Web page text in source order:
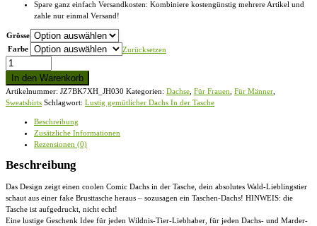
Spare ganz einfach Versandkosten: Kombiniere kostengünstig mehrere Artikel und
zahle nur einmal Versand!
Grösse
Farbe
Zurücksetzen
Lustig
gemütlicher
Dachs
In
der
Menge
In den Warenkorb
Artikelnummer: JZ7BK7XH_JH030 Kategorien: Dachse Für Frauen Für Männer
Sweatshirts Schlagwort: Lustig gemütlicher Dachs In der Tasche
Beschreibung
Zusätzliche Informationen
Rezensionen (0)
Beschreibung
Das Design zeigt einen coolen Comic Dachs in der Tasche, dein absolutes Wald-Lieblingstier
schaut aus einer fake Brusttasche heraus – sozusagen ein Taschen-Dachs! HINWEIS: die
Tasche ist aufgedruckt, nicht echt!
Eine lustige Geschenk Idee für jeden Wildnis-Tier-Liebhaber, für jeden Dachs- und Marder-